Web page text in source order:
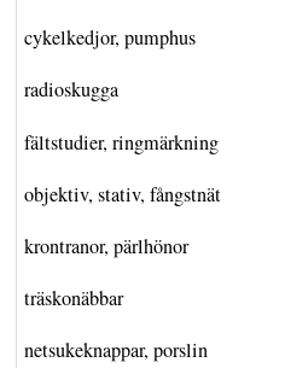
cykelkedjor, pumphus
radioskugga
fältstudier, ringmärkning
objektiv, stativ, fångstnät
krontranor, pärlhönor
träskonäbbar
netsukeknappar, porslin